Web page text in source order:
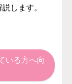
します。
いる方へ向